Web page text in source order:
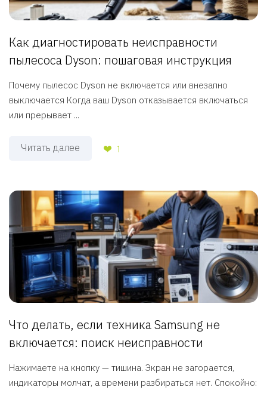
Как диагностировать неисправности
пылесоса Dyson: пошаговая инструкция
Почему пылесос Dyson не включается или внезапно
выключается Когда ваш Dyson отказывается включаться
или прерывает ...
Читать далее 1
Что делать, если техника Samsung не
включается: поиск неисправности
Нажимаете на кнопку — тишина. Экран не загорается,
индикаторы молчат, а времени разбираться нет. Спокойно: